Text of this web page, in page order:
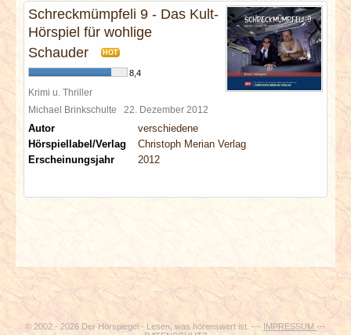
Schreckmümpfeli 9 - Das Kult-
Hörspiel für wohlige
Schauder
HOT
8,4
Krimi u. Thriller
Michael Brinkschulte 22. Dezember 2012
Autor
verschiedene
Hörspiellabel/Verlag
Christoph Merian Verlag
Erscheinungsjahr
2012
© 2002 - 2026 Der Hörspiegel - Lesen, was hörenswert ist. ---IMPRESSUM ---